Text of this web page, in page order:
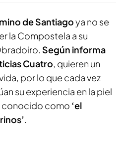
de Santiagoya no se
la Compostela a su
Según informa
Cuatro, quieren un
por lo que cada vez
su experiencia en la piel
conocido como ‘el
.